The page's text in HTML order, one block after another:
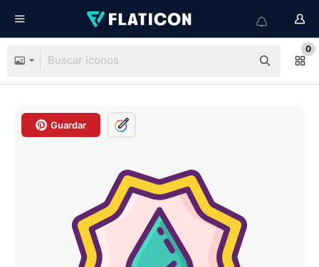
0
Guardar